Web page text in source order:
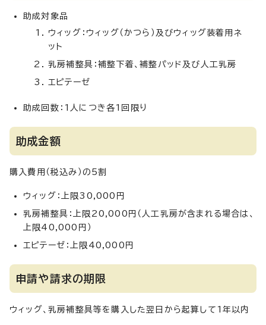
助成対象品
ウィッグ：ウィッグ（かつら）及びウィッグ装着用ネ
ット
乳房補整具：補整下着、補整パッド及び人工乳房
エピテーゼ
助成回数：1人につき各1回限り
助成金額
購入費用（税込み）の5割
ウィッグ：上限30,000円
乳房補整具：上限20,000円（人工乳房が含まれる場合は、
上限40,000円）
エピテーゼ：上限40,000円
申請や請求の期限
ウィッグ、乳房補整具等を購入した翌日から起算して1年以内